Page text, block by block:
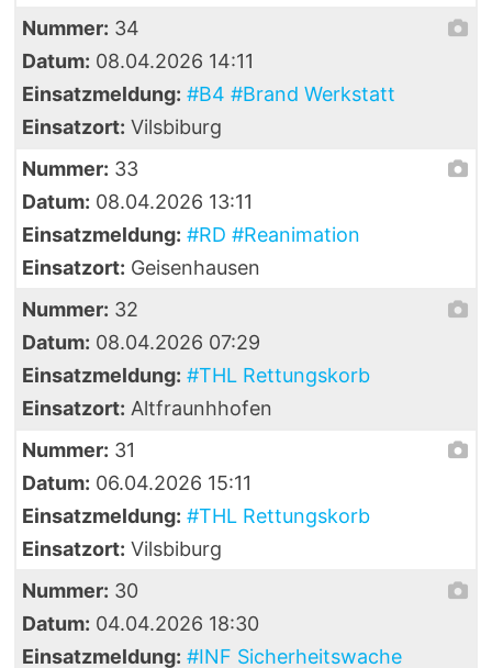
Nummer: 34
Datum: 08.04.2026 14:11
Einsatzmeldung: #B4 #Brand Werkstatt
Einsatzort: Vilsbiburg
Nummer: 33
Datum: 08.04.2026 13:11
Einsatzmeldung: #RD #Reanimation
Einsatzort: Geisenhausen
Nummer: 32
Datum: 08.04.2026 07:29
Einsatzmeldung: #THL Rettungskorb
Einsatzort: Altfraunhhofen
Nummer: 31
Datum: 06.04.2026 15:11
Einsatzmeldung: #THL Rettungskorb
Einsatzort: Vilsbiburg
Nummer: 30
Datum: 04.04.2026 18:30
Einsatzmeldung: #INF Sicherheitswache